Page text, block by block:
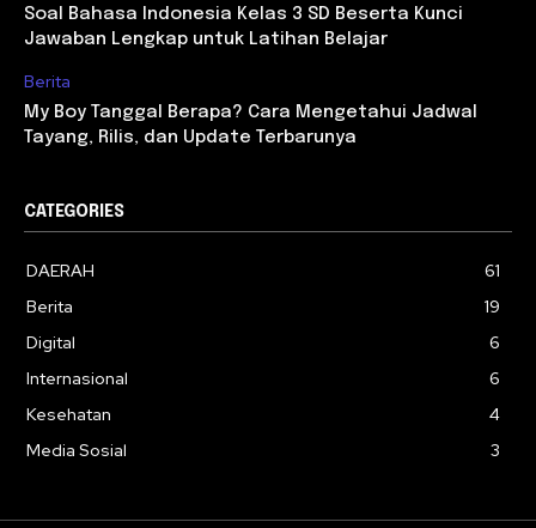
Soal Bahasa Indonesia Kelas 3 SD Beserta Kunci
Jawaban Lengkap untuk Latihan Belajar
Berita
My Boy Tanggal Berapa? Cara Mengetahui Jadwal
Tayang, Rilis, dan Update Terbarunya
CATEGORIES
DAERAH
61
Berita
19
Digital
6
Internasional
6
Kesehatan
4
Media Sosial
3